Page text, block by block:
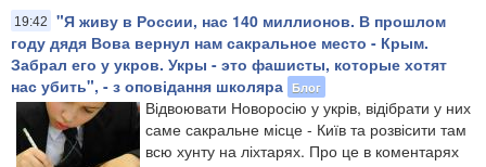
19:42
"Я живу в России, нас 140 миллионов. В прошлом
году дядя Вова вернул нам сакральное место - Крым.
Забрал его у укров. Укры - это фашисты, которые хотят
нас убить", - з оповідання школяра Блог
Відвоювати Новоросію у укрів, відібрати у них
саме сакральне місце - Київ та розвісити там
всю хунту на ліхтарях. Про це в коментарях